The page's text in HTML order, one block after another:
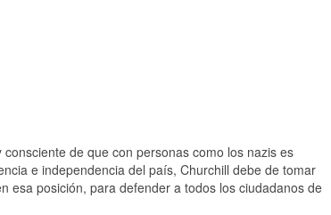
de que con personas como los nazis es
e independencia del país, Churchill debe de tomar
esa posición, para defender a todos los ciudadanos de